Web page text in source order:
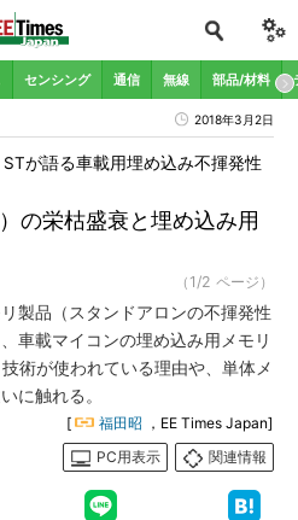
センシング 通信 無線 部品/材料
2018年3月2日
の栄枯盛衰と埋め込み用
が語る車載用埋め込み不揮発性
（1/2 ページ）
製品（スタンドアロンの不揮発性
車載マイコンの埋め込み用メモリ
術が使われている理由や、単体メ
に触れる。
[ 福田昭 ，EE Times Japan]
PC用表示
関連情報